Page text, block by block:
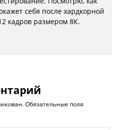
себя после хардкорной
кадров размером 8К.
Обязательные поля